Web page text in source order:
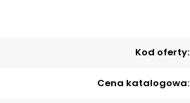
Kod oferty:
Cena katalogowa: